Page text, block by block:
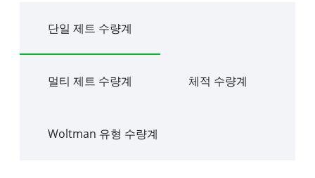
단일 제트 수량계
멀티 제트 수량계 체적 수량계
Woltman 유형 수량계